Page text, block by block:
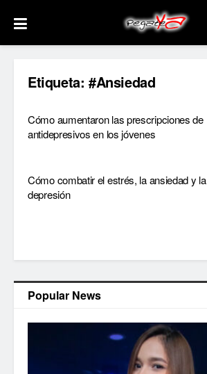
Etiqueta: #Ansiedad
Cómo aumentaron las prescripciones de
antidepresivos en los jóvenes
Cómo combatir el estrés, la ansiedad y la
depresión
Popular News